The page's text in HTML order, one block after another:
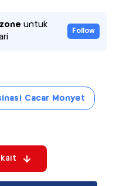
untuk
Follow
Cacar Monyet